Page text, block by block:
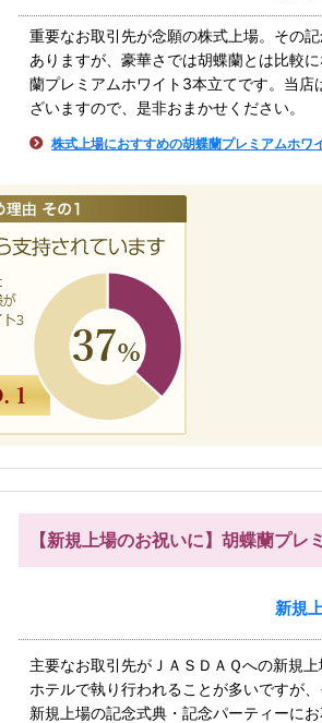
重要なお取引先が念願の株式上場。その
ありますが、豪華さでは胡蝶蘭とは比較
蘭プレミアムホワイト3本立てです。当
ざいますので、是非おまかせください。
株式上場におすすめの胡蝶蘭プレミアムホワ
【新規上場のお祝いに】胡蝶蘭プレ
新規
主要なお取引先がＪＡＳＤＡＱへの新規
ホテルで執り行われることが多いですが
新規上場の記念式典・記念パーティーに